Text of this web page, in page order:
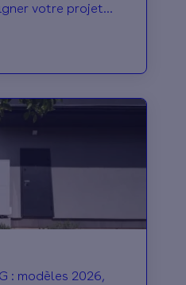
votre projet
: modèles 2026,